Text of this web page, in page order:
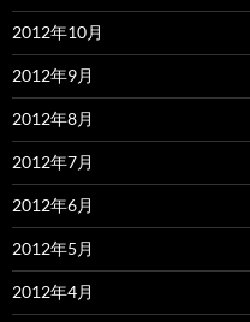
2012年10月
2012年9月
2012年8月
2012年7月
2012年6月
2012年5月
2012年4月